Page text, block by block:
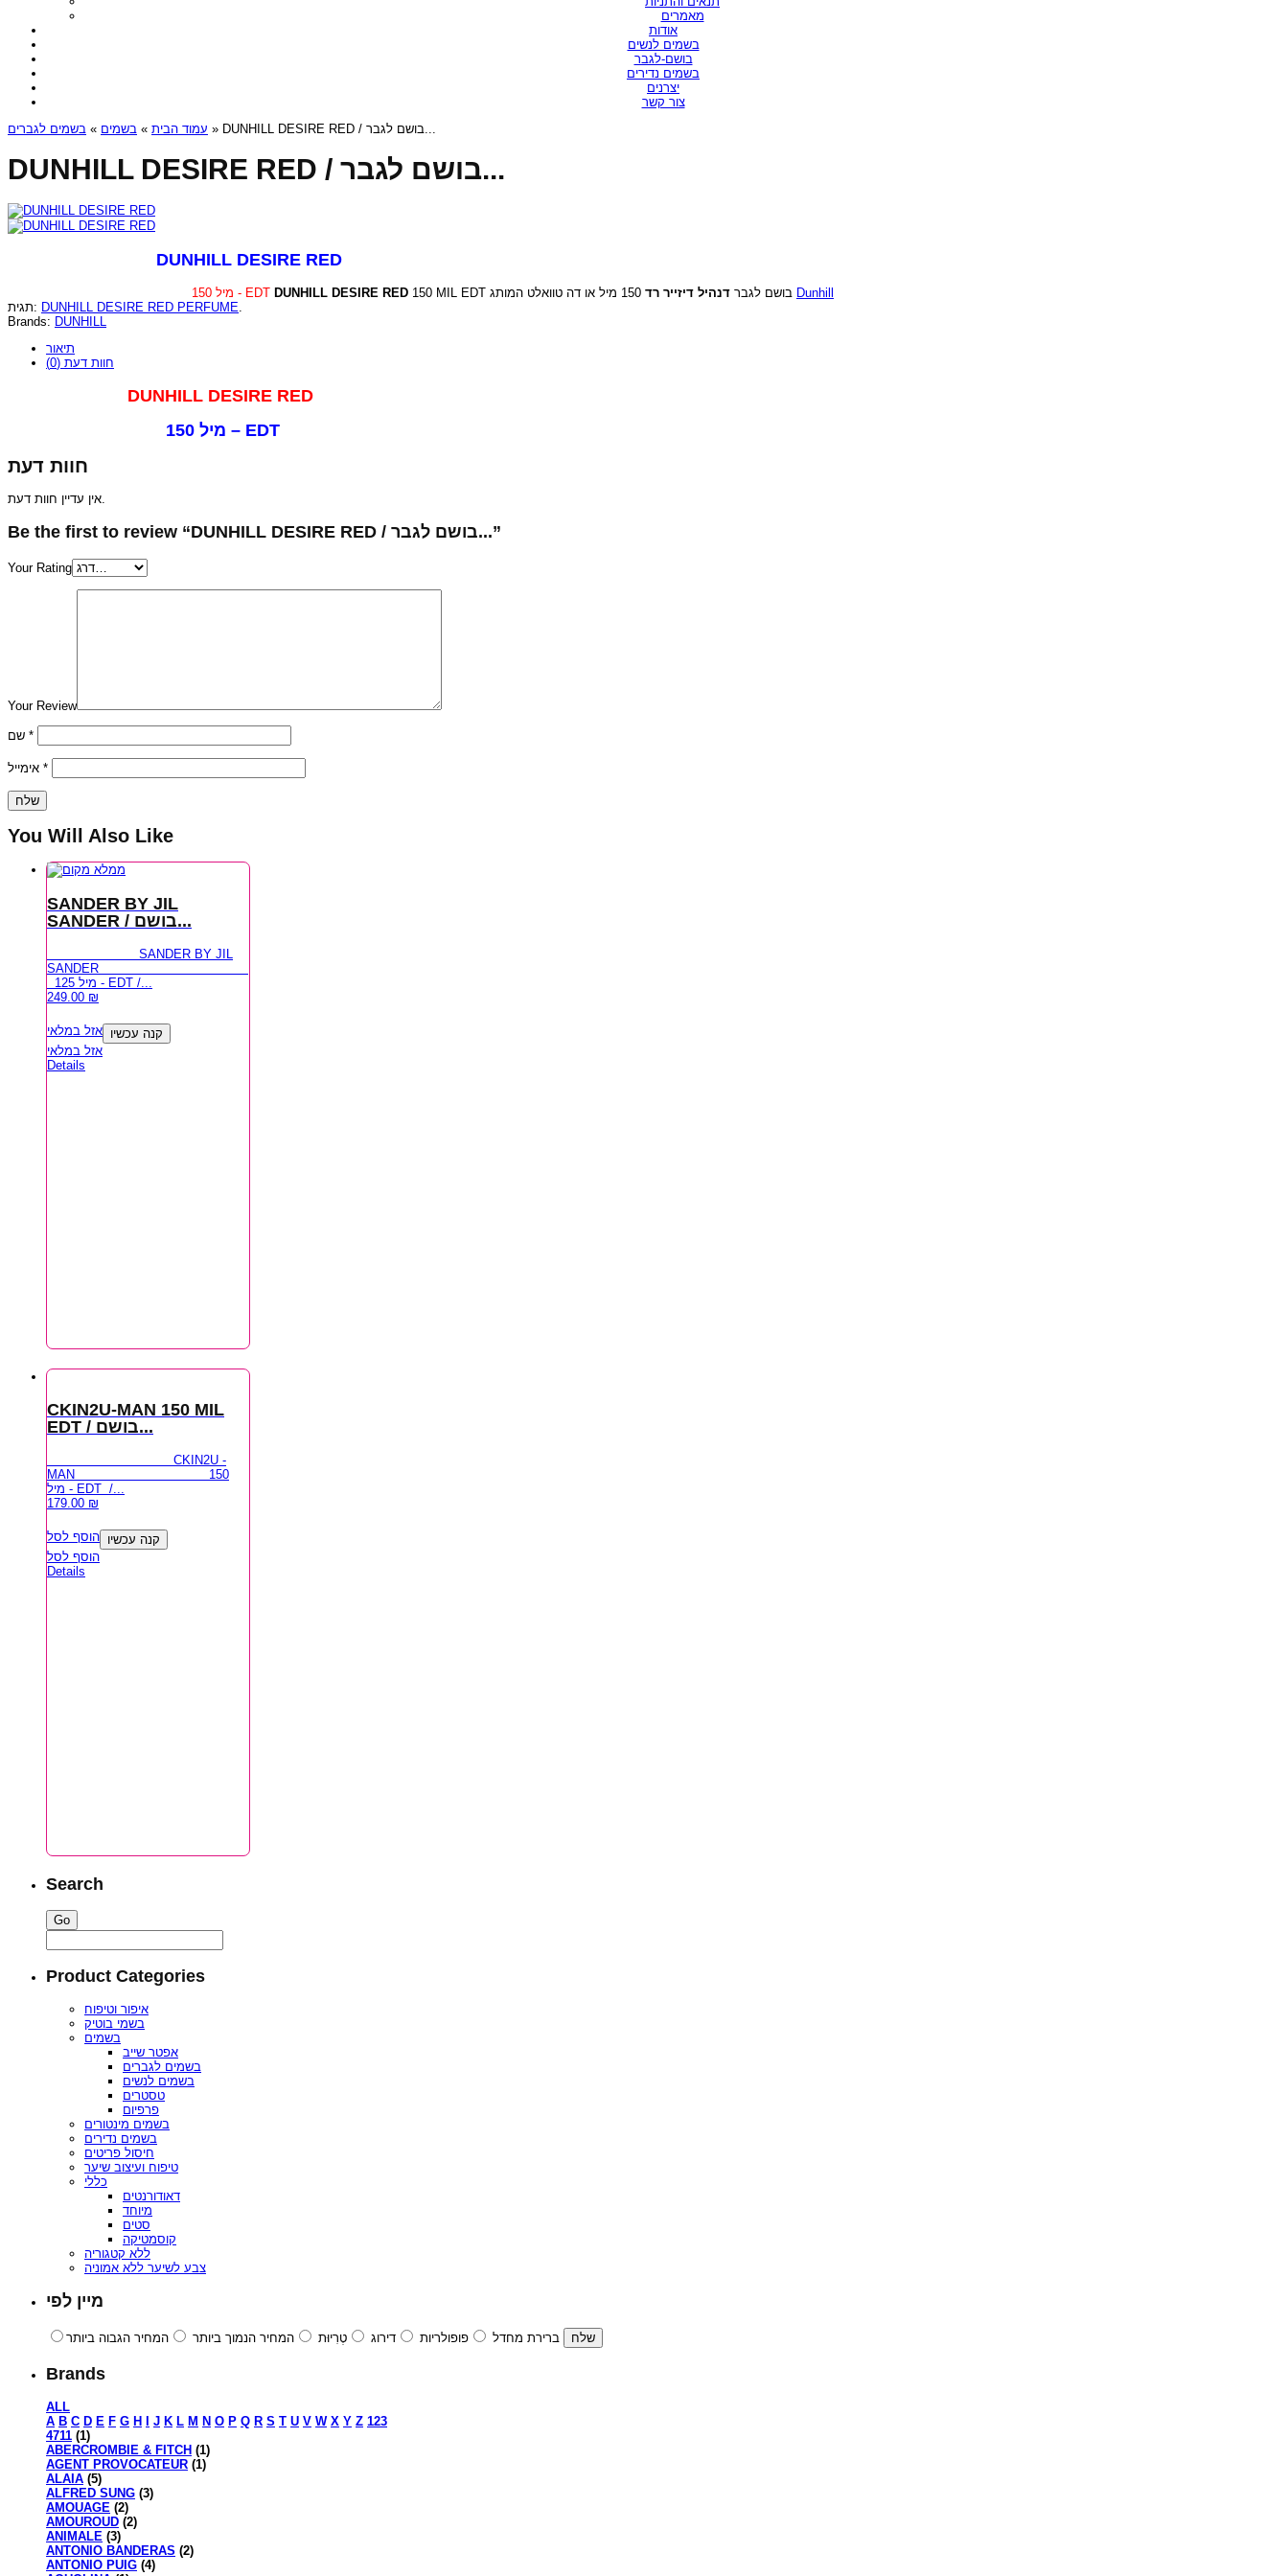
מאמרים
אודות
בשמים לנשים
בושם-לגבר
בשמים נדירים
יצרנים
צור קשר
עמוד הבית » בשמים » בשמים לגברים » DUNHILL DESIRE RED / בושם לגבר...
DUNHILL DESIRE RED / בושם לגבר...
DUNHILL DESIRE RED
150 מיל - EDT DUNHILL DESIRE RED 150 MIL EDT בושם לגבר דנהיל דיזייר רד
Dunhill
תגית: DUNHILL DESIRE RED PERFUME.
Brands: DUNHILL
תיאור
חוות דעת (0)
DUNHILL DESIRE RED
150 מיל – EDT
חוות דעת
Be the first to review “DUNHILL DESIRE RED / בושם לגבר...”
Your Rating
Your Review
*
*
You Will Also Like
SANDER BY JIL
SANDER / בושם...
SANDER BY JIL
SANDER
125 מיל - EDT /...
249.00 ₪
אזל במלאי קנה עכשיו
אזל במלאי
Details
CKIN2U-MAN 150 MIL
EDT / בושם...
CKIN2U -
MAN 150
מיל - EDT /...
179.00 ₪
הוסף לסל קנה עכשיו
הוסף לסל
Details
Search
Product Categories
איפור וטיפוח
בשמי בוטיק
בשמים
אפטר שייב
בשמים לגברים
בשמים לנשים
טסטרים
פרפיום
בשמים מינטורים
בשמים נדירים
חיסול פריטים
טיפוח ועיצוב שיער
כללי
דאודורנטים
מיוחד
סטים
קוסמטיקה
ללא קטגוריה
צבע לשיער ללא אמוניה
מיין לפי
ברירת מחדל פופולריות דירוג טְרִיוּת המחיר הנמוך ביותר המחיר הגבוה ביותר
Brands
ALL
A B C D E F G H J K L M N O P Q R S T U V W X Y Z 123
4711 (1)
ABERCROMBIE & FITCH (1)
AGENT PROVOCATEUR (1)
ALAIA (5)
ALFRED SUNG (3)
AMOUAGE (2)
AMOUROUD (2)
ANIMALE (3)
ANTONIO BANDERAS (2)
ANTONIO PUIG (4)